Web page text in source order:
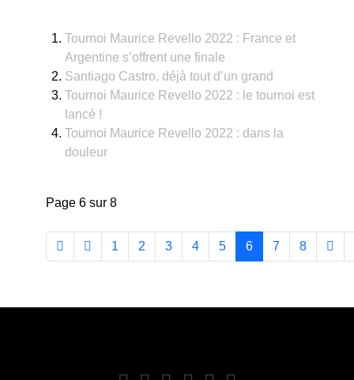
Tournoi Maurice Revello 2022 : France et
Argentine s’offrent une finale
Santiago Castro, déjà tout d’un grand
Tournoi Maurice Revello 2022 : le tournoi est
lancé !
Tournoi Maurice Revello 2022 : dans la
douleur
Page 6 sur 8
1 2 3 4 5 6 7 8